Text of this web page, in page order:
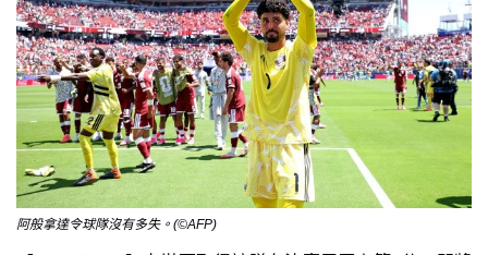
阿般拿達令球隊沒有多失。(©AFP)